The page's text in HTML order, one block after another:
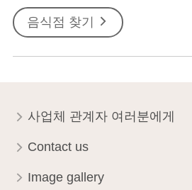
음식점 찾기
사업체 관계자 여러분에게
Contact us
Image gallery